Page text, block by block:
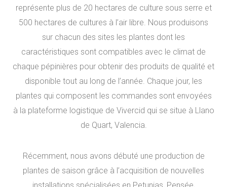
représente plus de 20 hectares de culture sous serre et
500 hectares de cultures à l’air libre. Nous produisons
sur chacun des sites les plantes dont les
caractéristiques sont compatibles avec le climat de
chaque pépinières pour obtenir des produits de qualité et
disponible tout au long de l’année. Chaque jour, les
plantes qui composent les commandes sont envoyées
à la plateforme logistique de Vivercid qui se situe à Llano
de Quart, Valencia.
Récemment, nous avons débuté une production de
plantes de saison grâce à l’acquisition de nouvelles